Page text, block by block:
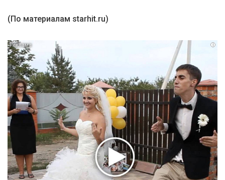
(По материалам starhit.ru)
i